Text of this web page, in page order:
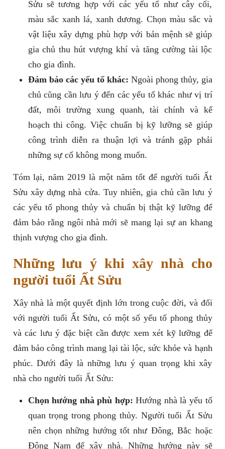
Sửu sẽ tương hợp với các yếu tố như cây cối,
màu sắc xanh lá, xanh dương. Chọn màu sắc và
vật liệu xây dựng phù hợp với bản mệnh sẽ giúp
gia chủ thu hút vượng khí và tăng cường tài lộc
cho gia đình.
Đảm bảo các yếu tố khác: Ngoài phong thủy, gia
chủ cũng cần lưu ý đến các yếu tố khác như vị trí
đất, môi trường xung quanh, tài chính và kế
hoạch thi công. Việc chuẩn bị kỹ lưỡng sẽ giúp
công trình diễn ra thuận lợi và tránh gặp phải
những sự cố không mong muốn.
Tóm lại, năm 2019 là một năm tốt để người tuổi Ất
Sửu xây dựng nhà cửa. Tuy nhiên, gia chủ cần lưu ý
các yếu tố phong thủy và chuẩn bị thật kỹ lưỡng để
đảm bảo rằng ngôi nhà mới sẽ mang lại sự an khang
thịnh vượng cho gia đình.
Những lưu ý khi xây nhà cho
người tuổi Ất Sửu
Xây nhà là một quyết định lớn trong cuộc đời, và đối
với người tuổi Ất Sửu, có một số yếu tố phong thủy
và các lưu ý đặc biệt cần được xem xét kỹ lưỡng để
đảm bảo công trình mang lại tài lộc, sức khỏe và hạnh
phúc. Dưới đây là những lưu ý quan trọng khi xây
nhà cho người tuổi Ất Sửu:
Chọn hướng nhà phù hợp: Hướng nhà là yếu tố
quan trọng trong phong thủy. Người tuổi Ất Sửu
nên chọn những hướng tốt như Đông, Bắc hoặc
Đông Nam để xây nhà. Những hướng này sẽ